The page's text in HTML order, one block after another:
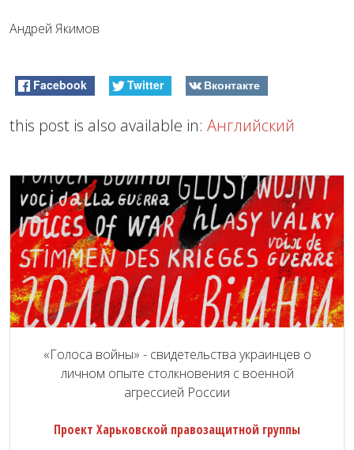
Андрей Якимов
Facebook Twitter Вконтакте
this post is also available in: Английский
«Голоса войны» - свидетельства украинцев о
личном опыте столкновения с военной
агрессией России
Проект Харьковской правозащитной группы